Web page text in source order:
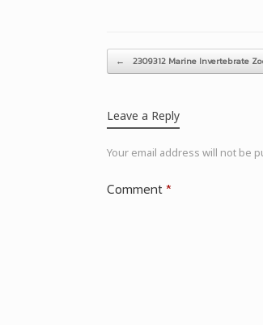
Post navigation
← 2309312 Marine Invertebrate
Leave a Reply
Your email address will not be
Comment*